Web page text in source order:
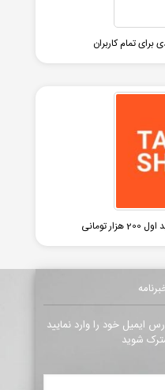
ایمیل خود را وارد نمایید
شوید